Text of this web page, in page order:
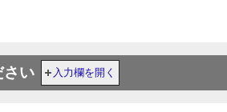
さい 入力欄を開く